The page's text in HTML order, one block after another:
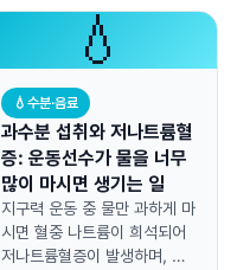
💧
💧 수분·음료
과수분 섭취와 저나트륨혈
증: 운동선수가 물을 너무
많이 마시면 생기는 일
지구력 운동 중 물만 과하게 마
시면 혈중 나트륨이 희석되어
저나트륨혈증이 발생하며, 갈